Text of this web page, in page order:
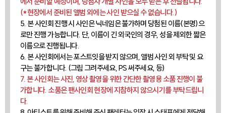
(*현장에서 준비된 앨범 외에는 사인 받으실 수 없습니다.)
5. 본 사인회 진행 시 사인은 닉네임은 불가하며 당첨된 이름(본명)으
로만 진행 가능합니다. 단, 이름이 긴 외국인의 경우, 성을 제외한 짧은
이름으로 진행됩니다.
6. 본 사인회에서는 포스트잇을 받지 않으며, 앨범 사인 외 부탁 및 요
구는 불가합니다. (그림 그려주세요, PS 써주세요, 등)
7. 본 사인회는 사진, 영상 촬영을 위한 간단한 촬영용 소품 진행이 불
가합니다. 소품은 팬사인회 현장에 지참하지 않으시기를 부탁드립니
다.